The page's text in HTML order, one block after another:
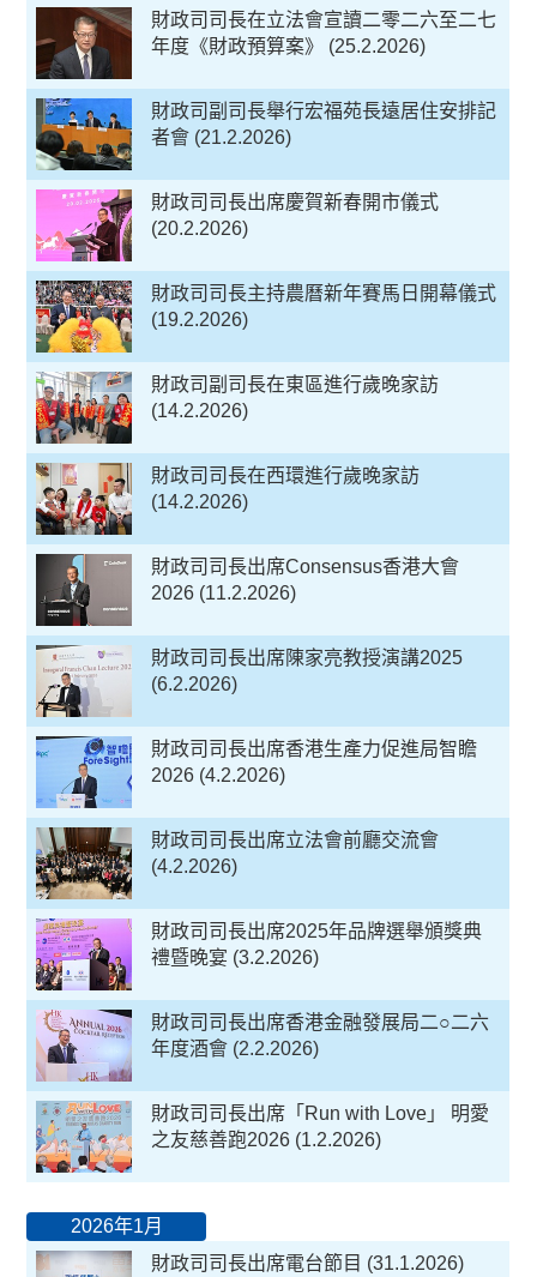
財政司司長在立法會宣讀二零二六至二七
年度《財政預算案》 (25.2.2026)
財政司副司長舉行宏福苑長遠居住安排記
者會 (21.2.2026)
財政司司長出席慶賀新春開市儀式
(20.2.2026)
財政司司長主持農曆新年賽馬日開幕儀式
(19.2.2026)
財政司副司長在東區進行歲晚家訪
(14.2.2026)
財政司司長在西環進行歲晚家訪
(14.2.2026)
財政司司長出席Consensus香港大會
2026 (11.2.2026)
財政司司長出席陳家亮教授演講2025
(6.2.2026)
財政司司長出席香港生產力促進局智瞻
2026 (4.2.2026)
財政司司長出席立法會前廳交流會
(4.2.2026)
財政司司長出席2025年品牌選舉頒獎典
禮暨晚宴 (3.2.2026)
財政司司長出席香港金融發展局二○二六
年度酒會 (2.2.2026)
財政司司長出席「Run with Love」 明愛
之友慈善跑2026 (1.2.2026)
2026年1月
財政司司長出席電台節目 (31.1.2026)